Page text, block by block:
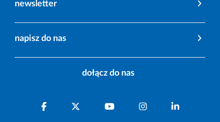
newsletter
napisz do nas
dołącz do nas